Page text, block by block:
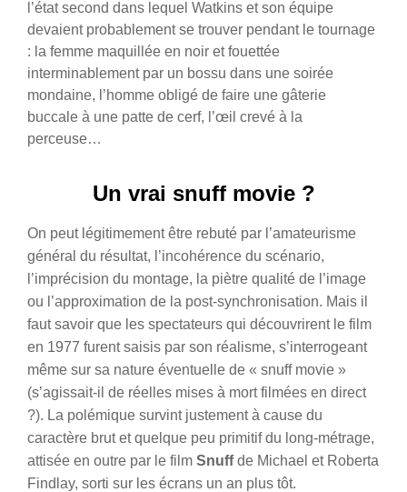
l’état second dans lequel Watkins et son équipe
devaient probablement se trouver pendant le tournage
: la femme maquillée en noir et fouettée
interminablement par un bossu dans une soirée
mondaine, l’homme obligé de faire une gâterie
buccale à une patte de cerf, l’œil crevé à la
perceuse…
Un vrai snuff movie ?
On peut légitimement être rebuté par l’amateurisme
général du résultat, l’incohérence du scénario,
l’imprécision du montage, la piètre qualité de l’image
ou l’approximation de la post-synchronisation. Mais il
faut savoir que les spectateurs qui découvrirent le film
en 1977 furent saisis par son réalisme, s’interrogeant
même sur sa nature éventuelle de « snuff movie »
(s’agissait-il de réelles mises à mort filmées en direct
?). La polémique survint justement à cause du
caractère brut et quelque peu primitif du long-métrage,
attisée en outre par le film Snuffde Michael et Roberta
Findlay, sorti sur les écrans un an plus tôt.